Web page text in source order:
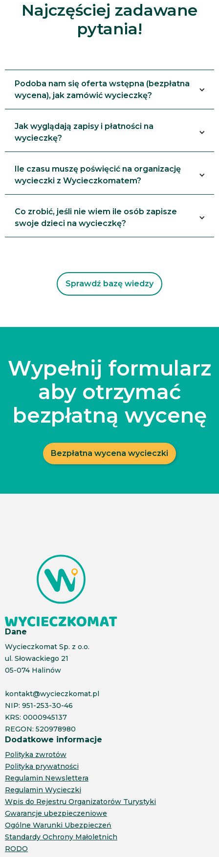
Najczęściej zadawane
pytania!
Podoba nam się oferta wstępna (bezpłatna
wycena), jak zamówić wycieczkę?
Jak wyglądają zapisy i płatności na
wycieczkę?
Ile czasu muszę poświęcić na organizację
wycieczki z Wycieczkomatem?
Co zrobić, jeśli nie wiem ile osób zapisze
swoje dzieci na wycieczkę?
Sprawdź bazę wiedzy
Wypełnij formularz
aby otrzymać
bezpłatną wycenę
Bezpłatna wycena wycieczki
Dane
Wycieczkomat Sp. z o.o.
ul. Słowackiego 21
05-074 Halinów
kontakt@wycieczkomat.pl
NIP: 951-253-30-46
KRS: 0000945137
REGON: 520978980
Dodatkowe informacje
Polityka zwrotów
Polityka prywatności
Regulamin Newslettera
Regulamin Wycieczki
Wpis do Rejestru Organizatorów Turystyki
Gwarancje ubezpieczeniowe
Ogólne Warunki Ubezpieczeń
Standardy Ochrony Małoletnich
RODO